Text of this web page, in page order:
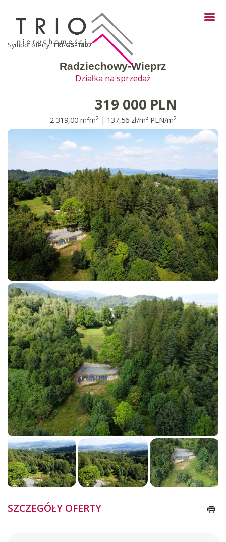
Symbol oferty:TRI-GS-1807
Radziechowy-Wieprz
Działka na sprzedaż
319 000 PLN
2 319,00 m²m2| 137,56 zł/m² PLN/m2
SZCZEGÓŁY OFERTY